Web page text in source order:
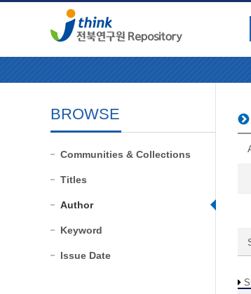
BROWSE
Communities & Collections
Titles
Author
Keyword
Issue Date